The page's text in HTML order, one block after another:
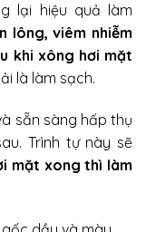
lại hiệu quả làm
lông, viêm nhiễm
khi xông hơi mặt
là làm sạch.
sẵn sàng hấp thụ
Trình tự này sẽ
mặt xong thì làm